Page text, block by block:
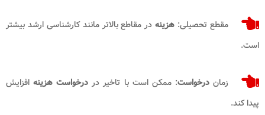
مقطع تحصیلی: هزینهدر مقاطع بالاتر مانند کارشناسی ارشد بیشتر
است.
زماندرخواست: ممکن است با تاخیر در درخواست هزینهافزایش
پیدا کند.